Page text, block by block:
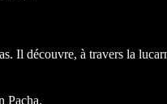
Il découvre, à travers la
Pacha.